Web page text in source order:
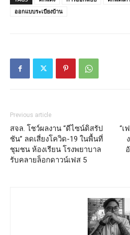
ออกแบบระเบียงบ้าน
Previous article
สจล. โชว์ผลงาน “ดีไซน์ดิสรัป
ชัน” ลดเสี่ยงโควิด-19 ในพื้นที่
ชุมชน ห้องเรียน โรงพยาบาล
รับคลายล็อกดาวน์เฟส 5
“เ